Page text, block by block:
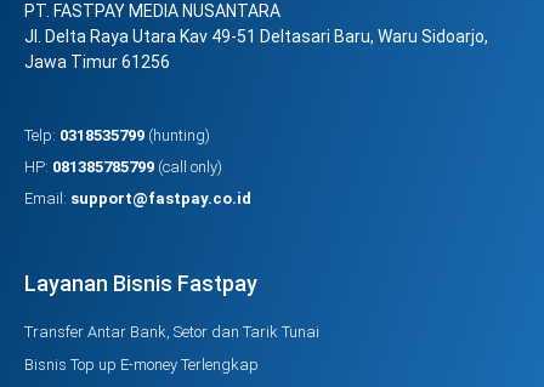
PT. FASTPAY MEDIA NUSANTARA
Jl. Delta Raya Utara Kav 49-51 Deltasari Baru, Waru Sidoarjo,
Jawa Timur 61256
Telp: 0318535799 (hunting)
HP: 081385785799 (call only)
Email: support@fastpay.co.id
Layanan Bisnis Fastpay
Transfer Antar Bank, Setor dan Tarik Tunai
Bisnis Top up E-money Terlengkap